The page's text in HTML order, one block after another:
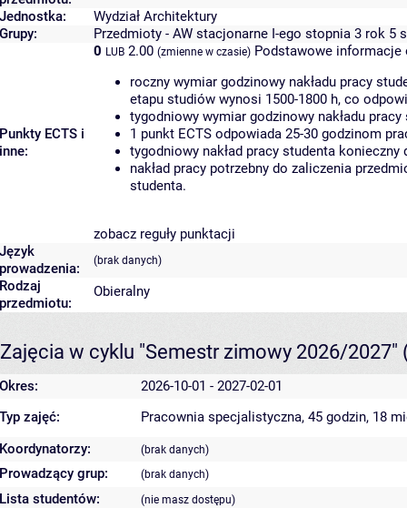
Jednostka:
Wydział Architektury
Grupy:
Przedmioty - AW stacjonarne I-ego stopnia 3 rok 5
Punkty ECTS i
inne:
0 LUB 2.00 (zmienne w czasie) Podstawowe informacje
roczny wymiar godzinowy nakładu pracy
etapu studiów wynosi 1500-1800 h, co
tygodniowy wymiar godzinowy nakładu
1 punkt ECTS odpowiada 25-30 godzinom
tygodniowy nakład pracy studenta
nakład pracy potrzebny do zaliczenia
studenta.
zobacz reguły punktacji
Język
prowadzenia:
(brak danych)
Rodzaj
przedmiotu:
Obieralny
Zajęcia w cyklu "Semestr zimowy 2026/2027"
Okres:
2026-10-01 - 2027-02-01
Typ zajęć:
Pracownia specjalistyczna, 45 godzin, 18
Koordynatorzy:
(brak danych)
Prowadzący grup: (brak danych)
Lista studentów: (nie masz dostępu)